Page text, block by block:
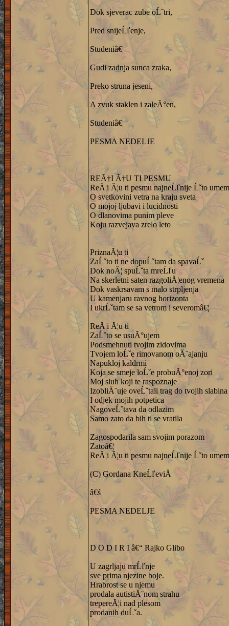
Dok sjeverac zube oĹˇtri,
Pred snijeĹľenje,
Studeniâ€¦
Gudi zadnja sunca zraka,
Preko struna jeseni,
A zvuk staklen i zaleĂ°en,
Studeniâ€¦
PESMA NEDELJE
REĂ†I Ă†U TI PESMU
ReĂ¦i Ă¦u ti pesmu najneĹľnije Ĺˇto umem
O svetkovini vetra na kraju sveta
O mojoj ljubavi i lucidnosti
O dlanovima punim pleve
Koju razvejava zrelo leto
PriznaĂ¦u ti
ZaĹˇto ti ne dopuĹˇtam da spavaĹˇ
Dok noĂ¦ spuĹˇta mreĹľu
Na skerletni saten razgoliĂ¦enog vremena
Dok vaskrsavam s malo strpljenja
U kamenjaru ravnog horizonta
I ukrĹˇtam se sa vetrom i severomâ€¦
ReĂ¦i Ă¦u ti
ZaĹˇto se usuĂ°ujem
Podsmehnuti tvojim zidovima
Tvojem loĹˇe rimovanom oĂ¨ajanju
Napukloj kaldrmi
Koja se smeje loĹˇe probuĂ°enoj zori
Moj sluh koji te raspoznaje
IzobliĂ¨uje oveĹˇtali trag do tvojih slabina
I odjek mojih potpetica
NagoveĹˇtava da odlazim
Samo zato da bih ti se vratila
Zagospodarila sam svojim porazom
Zatoâ€¦
ReĂ¦i Ă¦u ti pesmu najneĹľnije Ĺˇto umem
(C) Gordana KneĹľeviĂ¦
â€ś
PESMA NEDELJE
D O D I R I â€“ Rajko Glibo
U zagrljaju mrĹľnje
sve prima njezine boje.
Hrabrost se u njemu
prodala autistiĂ¨nom strahu
trepereĂ¦i nad plesom
prodanih duĹˇa.